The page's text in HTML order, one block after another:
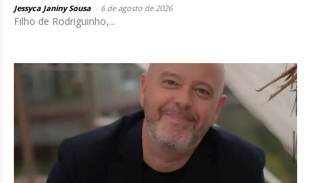
Jessyca Janiny Sousa 6 de agosto de 2026
Filho de Rodriguinho,...